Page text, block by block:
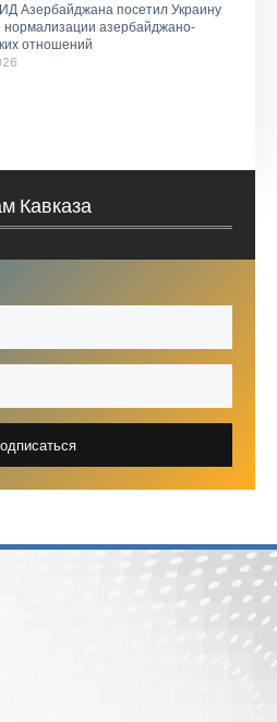
Азербайджана посетил Украину
азербайджано-
отношений
Кавказа